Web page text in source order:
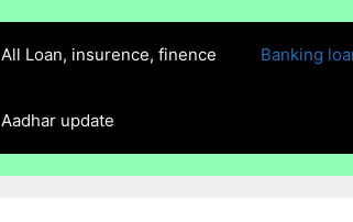
All Loan, insurence, finence Banking
Aadhar update